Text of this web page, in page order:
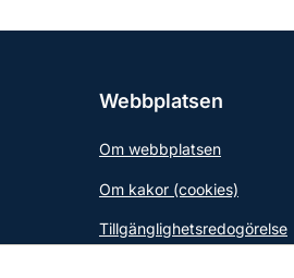
Webbplatsen
Om webbplatsen
Om kakor (cookies)
Tillgänglighetsredogörelse